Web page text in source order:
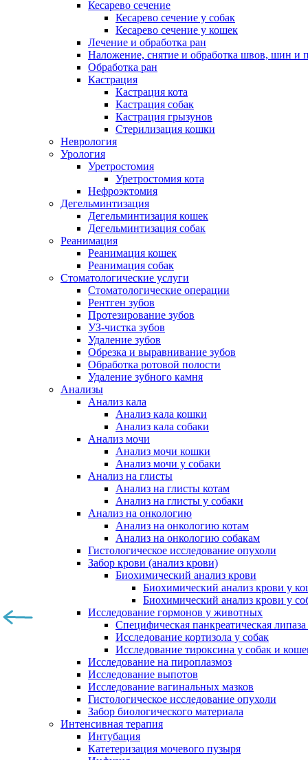
Кесарево сечение
Кесарево сечение у собак
Кесарево сечение у кошек
Лечение и обработка ран
Наложение, снятие и обработка швов, шин и
Обработка ран
Кастрация
Кастрация кота
Кастрация собак
Кастрация грызунов
Стерилизация кошки
Неврология
Урология
Уретростомия
Уретростомия кота
Нефроэктомия
Дегельминтизация
Дегельминтизация кошек
Дегельминтизация собак
Реанимация
Реанимация кошек
Реанимация собак
Стоматологические услуги
Стоматологические операции
Рентген зубов
Протезирование зубов
УЗ-чистка зубов
Удаление зубов
Обрезка и выравнивание зубов
Обработка ротовой полости
Удаление зубного камня
Анализы
Анализ кала
Анализ кала кошки
Анализ кала собаки
Анализ мочи
Анализ мочи кошки
Анализ мочи у собаки
Анализ на глисты
Анализ на глисты котам
Анализ на глисты у собаки
Анализ на онкологию
Анализ на онкологию котам
Анализ на онкологию собакам
Гистологическое исследование опухоли
Забор крови (анализ крови)
Биохимический анализ крови
Биохимический анализ крови у
Биохимический анализ крови у
Исследование гормонов у животных
Специфическая панкреатическая
Исследование кортизола у собак
Исследование тироксина у собак и
Исследование на пироплазмоз
Исследование выпотов
Исследование вагинальных мазков
Гистологическое исследование опухоли
Забор биологического материала
Интенсивная терапия
Интубация
Катетеризация мочевого пузыря